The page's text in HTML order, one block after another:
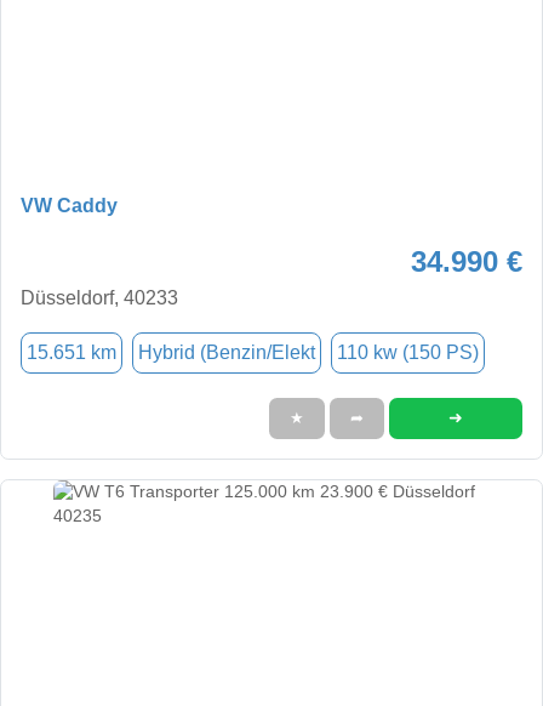
VW Caddy
34.990 €
Düsseldorf, 40233
15.651 km Hybrid (Benzin/Elekt 110 kw (150 PS)
★ ➦ ➜